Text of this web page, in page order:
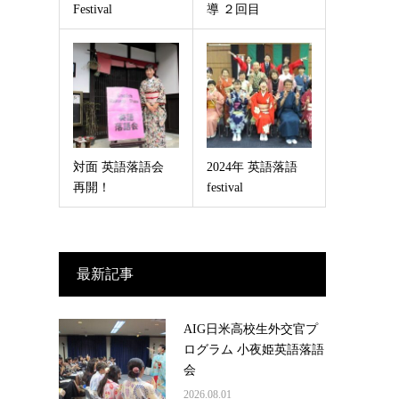
Festival
導 ２回目
対面 英語落語会
再開！
2024年 英語落語
festival
最新記事
AIG日米高校生外交官プ
ログラム 小夜姫英語落語
会
2026.08.01